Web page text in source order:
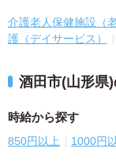
介護老人保健施設（老
護（デイサービス）
酒田市(山形県
時給から探す
850円以上 1000円